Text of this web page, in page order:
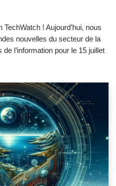
! Aujourd’hui, nous
nouvelles du secteur de la
l’information pour le 15 juillet